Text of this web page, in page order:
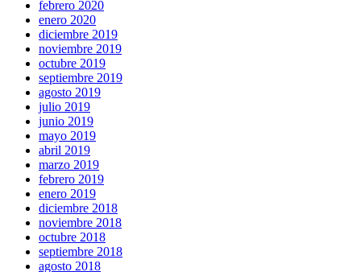
febrero 2020
enero 2020
diciembre 2019
noviembre 2019
octubre 2019
septiembre 2019
agosto 2019
julio 2019
junio 2019
mayo 2019
abril 2019
marzo 2019
febrero 2019
enero 2019
diciembre 2018
noviembre 2018
octubre 2018
septiembre 2018
agosto 2018